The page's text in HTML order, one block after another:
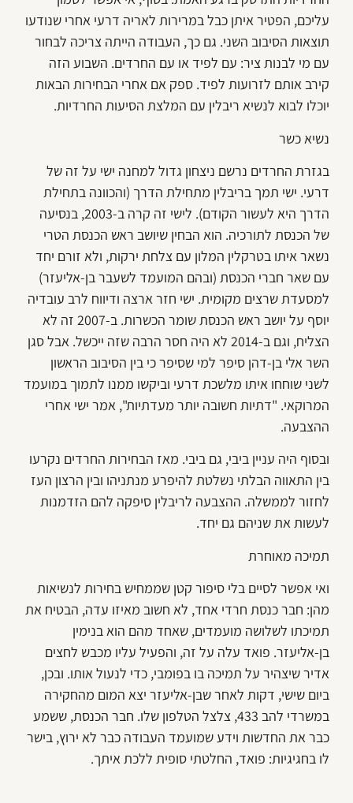
עליכם, הפטיר איתן כבל במרירות לאריה דרעי אחרי שנודעו
תוצאות הסיבוב השני. גם כך, העבודה הייתה צריכה לבחור
עם מי לבנות ציר: עם לפיד או עם החרדים. השבוע הזה
קירב אותם לזרועות לפיד. ספק אם אחרי הבחירות הבאות
יוכלו לבוא לנשיא ריבלין עם המלצת הסיעות החרדיות.
נשיא כשר
בגזרת החרדים נרשם ניצחון גדול למחנה ישי על זה של
דרעי. ישי תמך בריבלין מתחילת הדרך (והכוונה בתחילת
הדרך היא לעשור הקודם). לישי זה קרה ב-2003, בנסיעה
של הכנסת לתורכיה. הוא הבחין שיושב ראש הכנסת הטרי
נשאר איתו בטרקלין המלון עם צלחת ירקות, ולא זורם יחד
עם שאר חברי הכנסת (ובהם המועמד לשעבר בן-אליעזר)
למסעדת שרצים מקומית. ישי חזר ארצה ודיווח לרב עובדיה
יוסף על יושב ראש הכנסת שומר הכשרות. ב-2007 זה לא
הצליח, וגם ב-2014 לא היה חסר הרבה שזה ייכשל. אבל סגן
השר אלי בן-דהן סיפר למי שסיפר כי בין הסיבוב הראשון
לשני שוחחו איתו מלשכת דרעי וביקשו ממנו לתמוך במועמד
המרוקאי. "דתיות חשובה יותר מעדתיות", אמר ישי אחרי
ההצבעה.
ובסוף היה עניין ביבי, גם ביבי. מאז הבחירות החרדים נקרעו
בין התאווה הבלתי נשלטת להיפרע מנתניהו ובין הרצון העז
לחזור לממשלה. ההצבעה לריבלין סיפקה להם הזדמנות
לעשות את שניהם גם יחד.
תמיכה מאוחרת
ואי אפשר לסיים בלי סיפור קטן שממחיש בחירות לנשיאות
מהן: חבר כנסת חרדי אחד, לא חשוב מאיזו עדה, הבטיח את
תמיכתו לשלושה מועמדים, שאחד מהם הוא בנימין
בן-אליעזר. פואד עלה על זה, והפעיל עליו מכבש לחצים
אדיר שיצהיר על תמיכה בו בפומבי, כדי לנעול אותו. ובכן,
ביום שישי, דקות לאחר שבן-אליעזר יצא המום מהחקירה
במשרדי להב 433, צלצל הטלפון שלו. חבר הכנסת, ששמע
כבר את החדשות וידע שמועמד העבודה כבר לא ירוץ, בישר
לו בחגיגיות: פואד, החלטתי סופית ללכת איתך.